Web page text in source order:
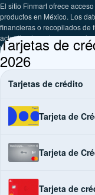
El sitio Finmart ofrece
productos en México. Los
financieras o recopilados de
actualizada en las
las empresas presentadas.
Tarjetas de
2026
Tarjetas de crédito
Tarjeta de
Tarjeta de
Tarjeta de